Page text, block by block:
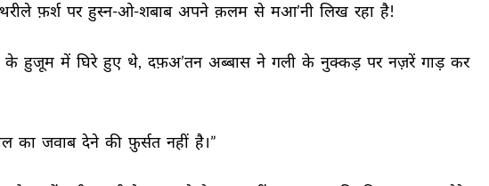
फ़र्श पर हुस्न-ओ-शबाब अपने क़लम से मआ’नी लिख रहा है!
के हुजूम में घिरे हुए थे, दफ़अ’तन अब्बास ने गली के नुक्कड़ पर नज़रें गाड़ कर
का जवाब देने की फ़ुर्सत नहीं है।”